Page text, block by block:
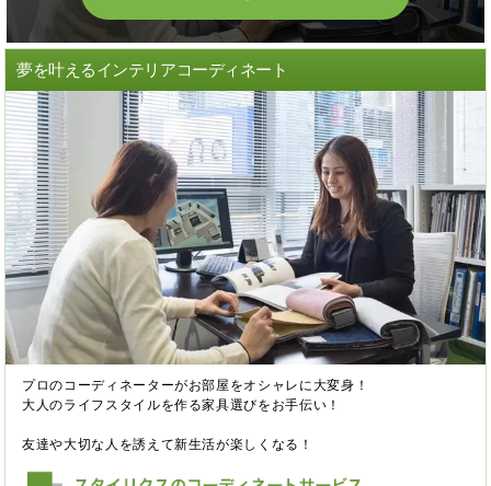
夢を叶えるインテリアコーディネート
プロのコーディネーターがお部屋をオシャレに大変身！
大人のライフスタイルを作る家具選びをお手伝い！
友達や大切な人を誘えて新生活が楽しくなる！